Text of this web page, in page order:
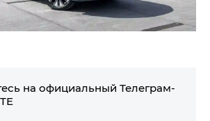
на официальный Телеграм-